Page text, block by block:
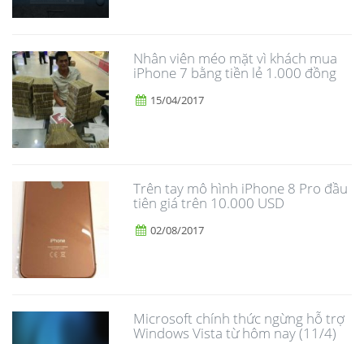
Nhân viên méo mặt vì khách mua
iPhone 7 bằng tiền lẻ 1.000 đồng
15/04/2017
Trên tay mô hình iPhone 8 Pro đầu
tiên giá trên 10.000 USD
02/08/2017
Microsoft chính thức ngừng hỗ trợ
Windows Vista từ hôm nay (11/4)